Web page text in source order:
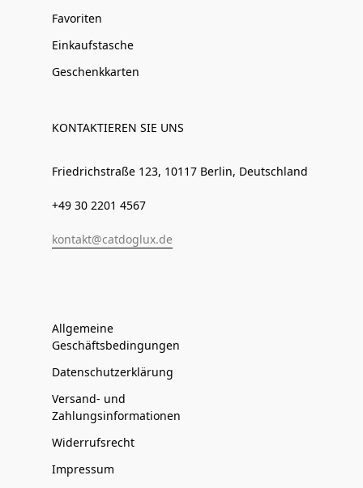
Favoriten
Einkaufstasche
Geschenkkarten
KONTAKTIEREN SIE UNS
Friedrichstraße 123, 10117 Berlin, Deutschland
+49 30 2201 4567
kontakt@catdoglux.de
Allgemeine
Geschäftsbedingungen
Datenschutzerklärung
Versand- und
Zahlungsinformationen
Widerrufsrecht
Impressum